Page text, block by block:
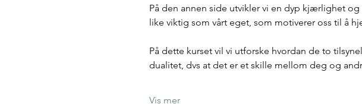
På den annen side utvikler vi en dyp kjærlighet
like viktig som vårt eget, som motiverer oss til å
På dette kurset vil vi utforske hvordan de to
dualitet, dvs at det er et skille mellom deg og
Vis mer